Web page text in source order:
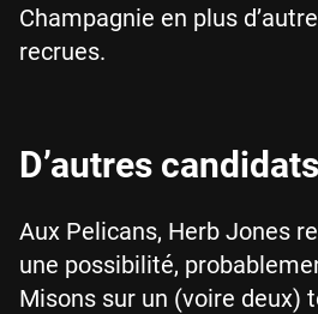
Champagnie en plus
recrues.
D’autres
Aux Pelicans, Herb Jones
une possibilité,
Misons sur un (voire deux)